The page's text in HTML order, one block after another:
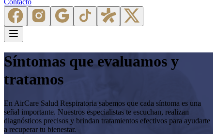
Síntomas que evaluamos y
tratamos
En AirCare Salud Respiratoria sabemos que cada síntoma es una
señal importante. Nuestros especialistas te escuchan, realizan
diagnósticos precisos y brindan tratamientos efectivos para ayudarte
a recuperar tu bienestar.